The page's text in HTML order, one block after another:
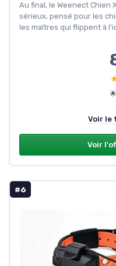
Au final, le Weenect Chien
sérieux, pensé pour les
les maîtres qui flippent à
Voir le
Voir
#6